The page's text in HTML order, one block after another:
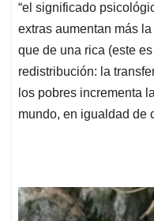
“el significado
extras aumentan más
que de una rica (este
redistribución: la
los pobres incrementa
mundo, en igualdad de